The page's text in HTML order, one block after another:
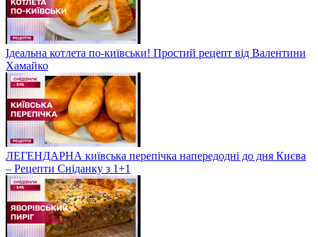
Ідеальна котлета по-київськи! Простий рецепт від Валентини
Хамайко
ЛЕГЕНДАРНА київська перепічка напередодні до дня Києва
– Рецепти Сніданку з 1+1